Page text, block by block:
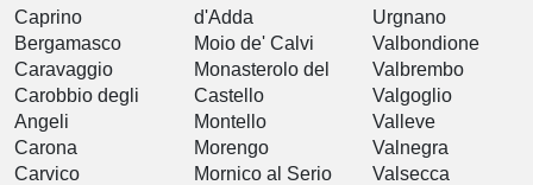
Caprino
Bergamasco
Caravaggio
Carobbio degli
Angeli
Carona
Carvico
d'Adda
Moio de' Calvi
Monasterolo del
Castello
Montello
Morengo
Mornico al Serio
Urgnano
Valbondione
Valbrembo
Valgoglio
Valleve
Valnegra
Valsecca